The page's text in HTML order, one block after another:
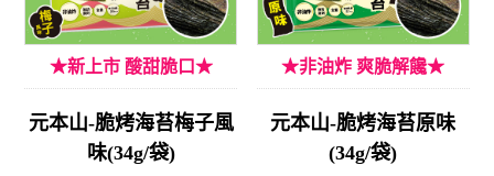
★新上市 酸甜脆口★
元本山-脆烤海苔梅子風
味(34g/袋)
★非油炸 爽脆解饞★
元本山-脆烤海苔原味
(34g/袋)